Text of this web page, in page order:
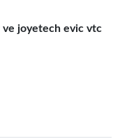
joyetech evic vtc